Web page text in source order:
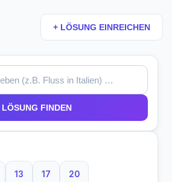
+ LÖSUNG EINREICHEN
LÖSUNG FINDEN
13
13 Buchstaben
17
17 Buchstaben
20
20 Buchstaben